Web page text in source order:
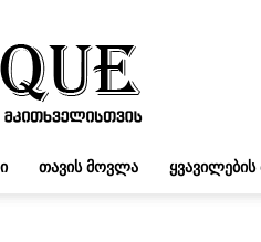
UNIQUE.GE
ᲗᲐᲕᲘᲡ ᲛᲝᲕᲚᲐ